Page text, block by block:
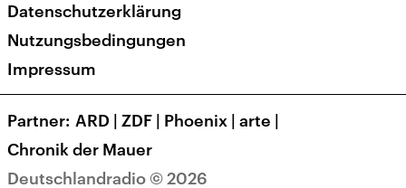
Presse
Karriere
Transparenz
Deutschlandradio © 2026
Datenschutzerklärung
Nutzungsbedingungen
Impressum
Partner ARD | ZDF | Phoenix | arte |
Chronik der Mauer